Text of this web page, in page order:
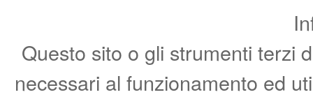
Questo sito o gli strumenti terzi
necessari al funzionamento ed